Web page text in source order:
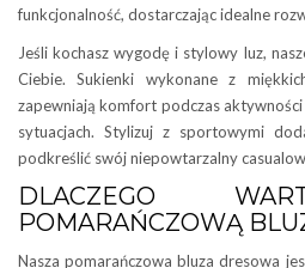
funkcjonalność, dostarczając idealne
Jeśli kochasz wygodę i stylowy luz,
Ciebie. Sukienki wykonane z
zapewniają komfort podczas
sytuacjach. Stylizuj z sportowymi
podkreślić swój niepowtarzalny
DLACZEGO
POMARAŃCZOWĄ
Nasza pomarańczowa bluza dresowa